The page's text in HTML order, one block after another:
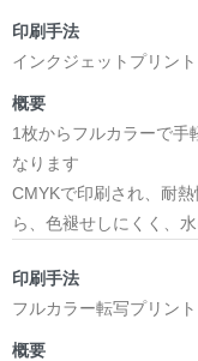
印刷手法
インクジェットプリント
概要
1枚からフルカラーで手
なります
CMYKで印刷され、耐
ら、色褪せしにくく、
印刷手法
フルカラー転写プリント
概要